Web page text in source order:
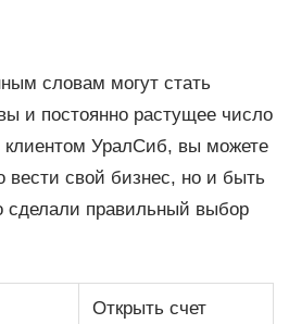
словам могут стать
и постоянно растущее число
клиентом УралСиб, вы можете
вести свой бизнес, но и быть
сделали правильный выбор
Открыть счет